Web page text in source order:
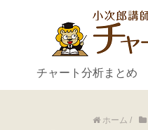
チャート分析まとめ
ホーム /